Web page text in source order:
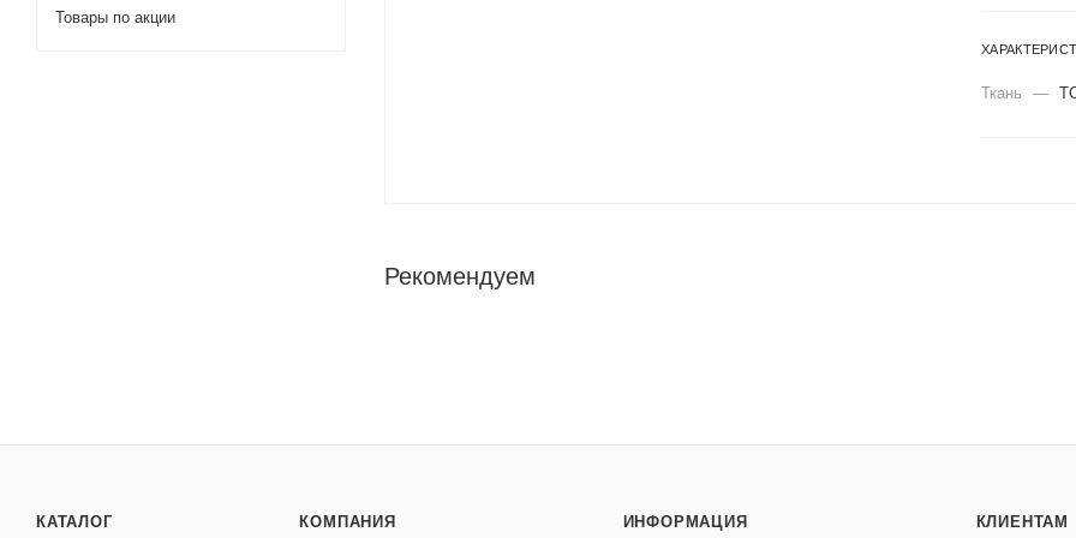
Ткань —
Рекомендуем
Товары по акции
КАТАЛОГ КОМПАНИЯ ИНФОРМАЦИЯ КЛИЕНТАМ